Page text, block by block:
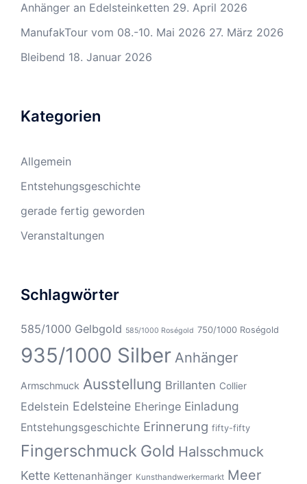
Anhänger an Edelsteinketten 29. April 2026
ManufakTour vom 08.-10. Mai 2026 27. März 2026
Bleibend 18. Januar 2026
Kategorien
Allgemein
Entstehungsgeschichte
gerade fertig geworden
Veranstaltungen
Schlagwörter
585/1000 Gelbgold 585/1000 Roségold 750/1000 Roségold
935/1000 Silber Anhänger
Armschmuck Ausstellung Brillanten Collier
Edelstein Edelsteine Eheringe Einladung
Entstehungsgeschichte Erinnerung fifty-fifty
Fingerschmuck Gold Halsschmuck
Kette Kettenanhänger Kunsthandwerkermarkt Meer